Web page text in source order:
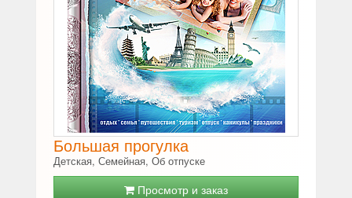
Большая прогулка
Детская, Семейная, Об отпуске
Просмотр и заказ